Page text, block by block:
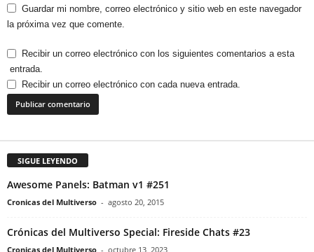
Guardar mi nombre, correo electrónico y sitio web en este navegador
la próxima vez que comente.
Recibir un correo electrónico con los siguientes comentarios a esta
entrada.
Recibir un correo electrónico con cada nueva entrada.
SIGUE LEYENDO
Awesome Panels: Batman v1 #251
Cronicas del Multiverso - agosto 20, 2015
Crónicas del Multiverso Special: Fireside Chats #23
Cronicas del Multiverso - octubre 13, 2023